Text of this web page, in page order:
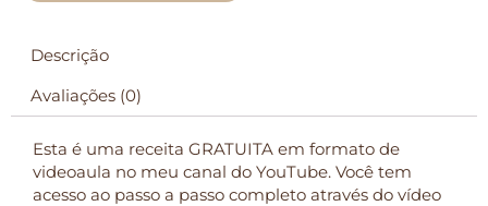
Amorinha
(Videoaula
gratuita
YouTube)
quantidade
Descrição
Avaliações (0)
Esta é uma receita GRATUITA em formato de
videoaula no meu canal do YouTube. Você tem
acesso ao passo a passo completo através do vídeo